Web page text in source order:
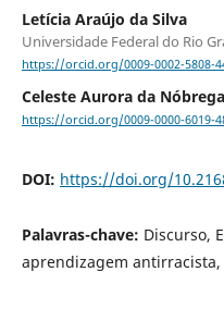
Letícia Araújo da Silva
Universidade Federal do Rio
https://orcid.org/0009-0002-5808-
Celeste Aurora da
https://orcid.org/0009-0000-6019-
DOI: https://doi.org/
Palavras-chave: Discurso,
aprendizagem antirracista,